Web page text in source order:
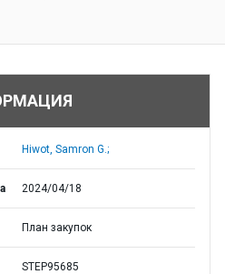
Hiwot, Samron G.;
2024/04/18
План закупок
STEP95685